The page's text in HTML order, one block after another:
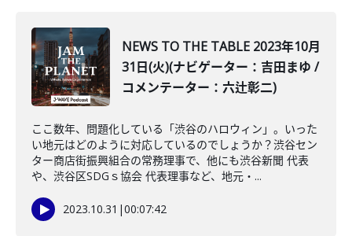
NEWS TO THE TABLE 2023年10月
31日(火)(ナビゲーター：吉田まゆ /
コメンテーター：六辻彰二)
ここ数年、問題化している「渋谷のハロウィン」。いった
い地元はどのように対応しているのでしょうか？渋谷セン
ター商店街振興組合の常務理事で、他にも渋谷新聞 代表
や、渋谷区SDGｓ協会 代表理事など、地元・...
2023.10.31 |00:07:42